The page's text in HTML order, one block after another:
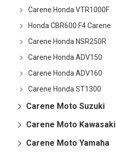
Carene Honda VTR1000F
Honda CBR600 F4 Carene
Carene Honda NSR250R
Carene Honda ADV150
Carene Honda ADV160
Carene Honda ST1300
Carene Moto Suzuki
Carene Moto Kawasaki
Carene Moto Yamaha